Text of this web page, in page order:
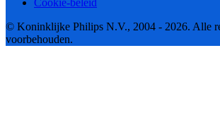
Cookie-beleid
© Koninklijke Philips N.V., 2004 - 2026. Alle
voorbehouden.